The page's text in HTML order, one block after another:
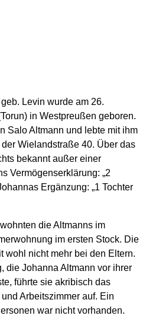
geb. Levin wurde am 26.
in Westpreußen geboren.
Salo Altmann und lebte mit ihm
Wielandstraße 40. Über das
bekannt außer einer
Vermögenserklärung: „2
Ergänzung: „1 Tochter
die Altmanns im
im ersten Stock. Die
wohl nicht mehr bei den Eltern.
die Johanna Altmann vor ihrer
führte sie akribisch das
Arbeitszimmer auf. Ein
war nicht vorhanden.